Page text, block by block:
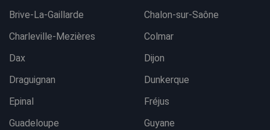
Brive-La-Gaillarde
Chalon-sur-Saône
Charleville-Mezières
Colmar
Dax
Dijon
Draguignan
Dunkerque
Epinal
Fréjus
Guadeloupe
Guyane